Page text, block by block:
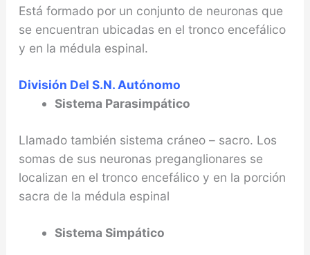
Está formado por un conjunto de neuronas que
se encuentran ubicadas en el tronco encefálico
y en la médula espinal.
División Del S.N. Autónomo
Sistema Parasimpático
Llamado también sistema cráneo – sacro. Los
somas de sus neuronas preganglionares se
localizan en el tronco encefálico y en la porción
sacra de la médula espinal
Sistema Simpático